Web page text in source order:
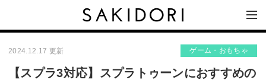
2024.12.17 更新 ゲーム・おもちゃ
【スプラ3対応】スプラトゥーンにおすすめの